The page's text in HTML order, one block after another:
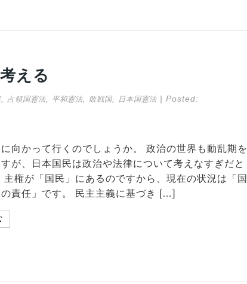
える
, 占領国憲法 平和憲法 敗戦国 日本国憲法 | Posted:
向かって行くのでしょうか。 政治の世界も動乱期を
が、日本国民は政治や法律について考えなすぎだと
主権が「国民」にあるのですから、現在の状況は「国
の責任」です。 民主主義に基づき […]